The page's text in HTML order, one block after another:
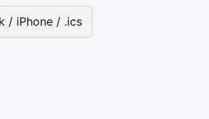
/ iPhone / .ics